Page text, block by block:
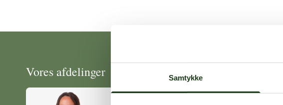
Samtykke
Vores afdelinger